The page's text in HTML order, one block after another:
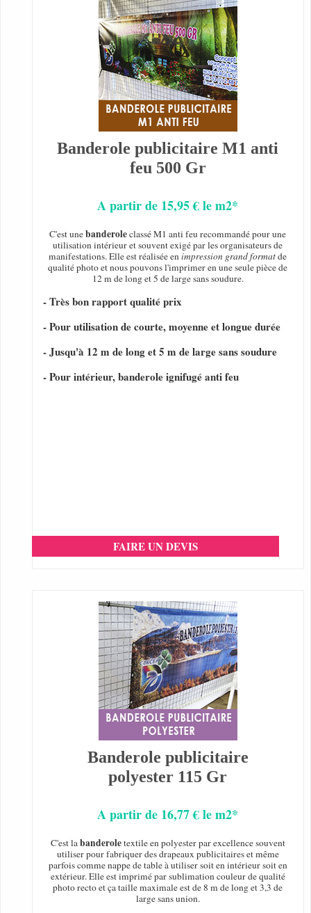
Banderole publicitaire M1 anti
feu 500 Gr
A partir de 15,95 € le m2*
C'est unebanderoleclassé M1 anti feu recommandé pour une
utilisation intérieur et souvent exigé par les organisateurs de
manifestations. Elle est réalisée enimpression grand formatde
qualité photo et nous pouvons l'imprimer en une seule pièce de
12 m de long et 5 de large sans soudure.
- Très bon rapport qualité prix
- Pour utilisation de courte, moyenne et longue durée
- Jusqu'à 12 m de long et 5 m de large sans soudure
- Pour intérieur, banderole ignifugé anti feu
FAIRE UN DEVIS
Banderole publicitaire
polyester 115 Gr
A partir de 16,77 € le m2*
C'est labanderoletextile en polyester par excellence souvent
utiliser pour fabriquer des drapeaux publicitaires et même
parfois comme nappe de table à utiliser soit en intérieur soit en
extérieur. Elle est imprimé par sublimation couleur de qualité
photo recto et ça taille maximale est de 8 m de long et 3,3 de
large sans union.